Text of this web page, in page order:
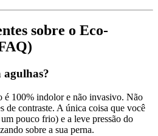
sobre o Eco-
agulhas?
é 100% indolor e não invasivo. Não
de contraste. A única coisa que você
pouco frio) e a leve pressão do
sobre a sua perna.